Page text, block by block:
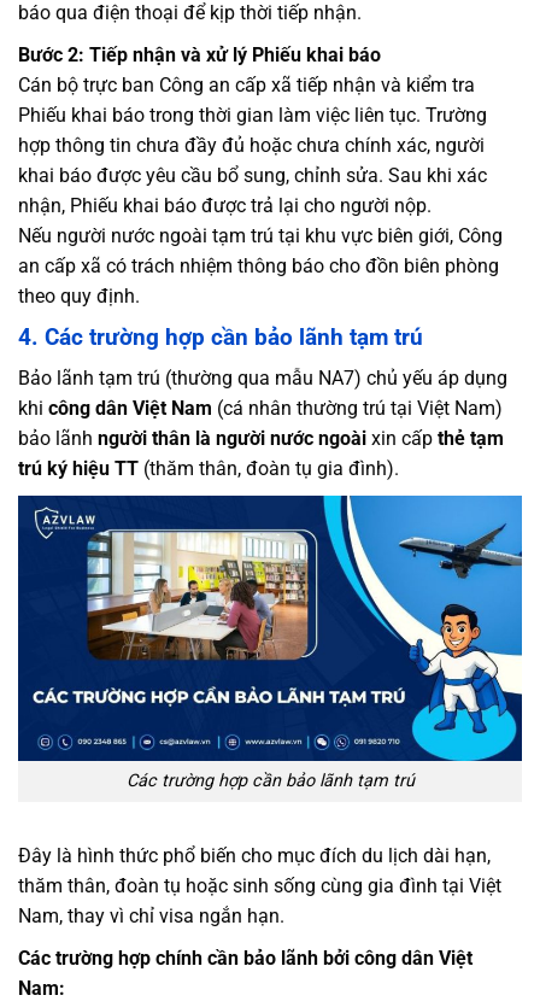
báo qua điện thoại để kịp thời tiếp nhận.
Bước 2: Tiếp nhận và xử lý Phiếu khai báo
Cán bộ trực ban Công an cấp xã tiếp nhận và kiểm tra
Phiếu khai báo trong thời gian làm việc liên tục. Trường
hợp thông tin chưa đầy đủ hoặc chưa chính xác, người
khai báo được yêu cầu bổ sung, chỉnh sửa. Sau khi xác
nhận, Phiếu khai báo được trả lại cho người nộp.
Nếu người nước ngoài tạm trú tại khu vực biên giới, Công
an cấp xã có trách nhiệm thông báo cho đồn biên phòng
theo quy định.
4. Các trường hợp cần bảo lãnh tạm trú
Bảo lãnh tạm trú (thường qua mẫu NA7) chủ yếu áp dụng
khi công dân Việt Nam (cá nhân thường trú tại Việt Nam)
bảo lãnh người thân là người nước ngoài xin cấp thẻ tạm
trú ký hiệu TT (thăm thân, đoàn tụ gia đình).
Các trường hợp cần bảo lãnh tạm trú
Đây là hình thức phổ biến cho mục đích du lịch dài hạn,
thăm thân, đoàn tụ hoặc sinh sống cùng gia đình tại Việt
Nam, thay vì chỉ visa ngắn hạn.
Các trường hợp chính cần bảo lãnh bởi công dân Việt
Nam: